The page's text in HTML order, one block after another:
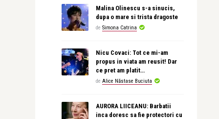
Malina Olinescu s-a sinucis,
dupa o mare si trista dragoste
de Simona Catrina
Nicu Covaci: Tot ce mi-am
propus in viata am reusit! Dar
ce pret am platit…
de Alice Năstase Buciuta
AURORA LIICEANU: Barbatii
inca doresc sa fie protectori cu